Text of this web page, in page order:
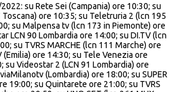
su Rete Sei (Campania) ore 10:30; su
ore 10:35; su Teletruria 2 (lcn 195
su Malpensa tv (lcn 173 in Piemonte) ore
LCN 90 Lombardia ore 14:00; su DI.TV (lcn
su TVRS MARCHE (lcn 111 Marche) ore
(Emilia) ore 14:30; su Tele Venezia ore
su Videostar 2 (LCN 91 Lombardia) ore
(Lombardia) ore 18:00; su SUPER
19:00; su Quintarete ore 21:00; su TVRS